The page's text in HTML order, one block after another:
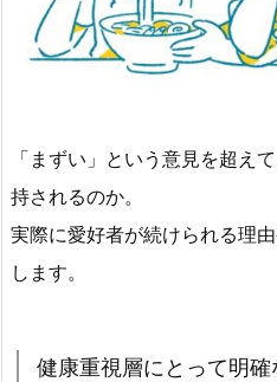
「まずい」という意見を超え
持されるのか。
実際に愛好者が続けられる理
します。
健康重視層にとって明確